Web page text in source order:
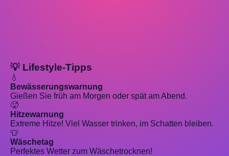
💡 Lifestyle-Tipps
💧
Bewässerungswarnung
Gießen Sie früh am Morgen oder spät am Abend.
🥵
Hitzewarnung
Extreme Hitze! Viel Wasser trinken, im Schatten bleiben.
👕
Wäschetag
Perfektes Wetter zum Wäschetrocknen!